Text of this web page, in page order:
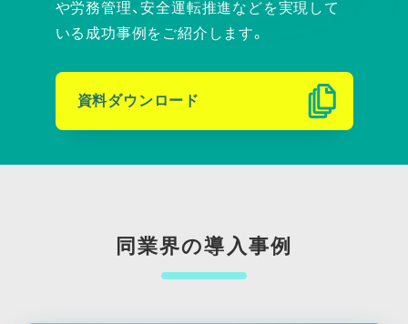
や労務管理、安全運転推進などを実現して
いる成功事例をご紹介します。
資料ダウンロード
同業界の導入事例